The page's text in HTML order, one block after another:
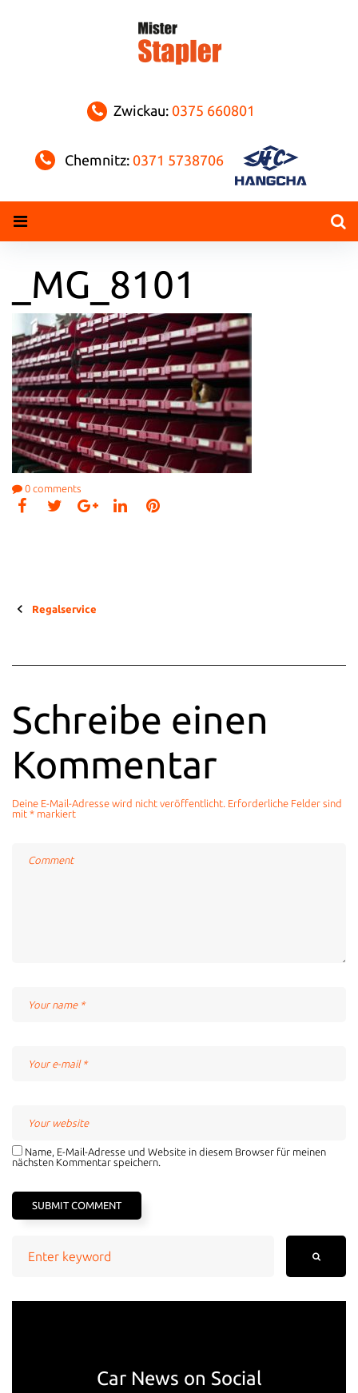
Zwickau: 0375 660801
Chemnitz: 0371 5738706
_MG_8101
0 comments
Facebook
Twitter
LinkedInPinterest
Beitragsnavigation
Regalservice
Schreibe einen
Kommentar
Deine E-Mail-Adresse wird nicht veröffentlicht. Erforderliche Felder sind
mit * markiert
Name, E-Mail-Adresse und Website in diesem Browser für meinen
nächsten Kommentar speichern.
Car News on Social